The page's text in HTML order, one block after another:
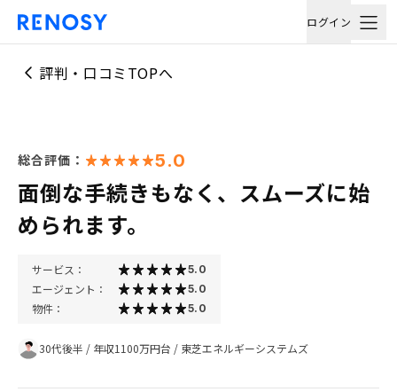
ログイン
評判・口コミTOPへ
総合評価： 5.0
面倒な手続きもなく、スムーズに始
められます。
サービス： 5.0
エージェント： 5.0
物件： 5.0
30代後半 / 年収1100万円台 / 東芝エネルギーシステムズ